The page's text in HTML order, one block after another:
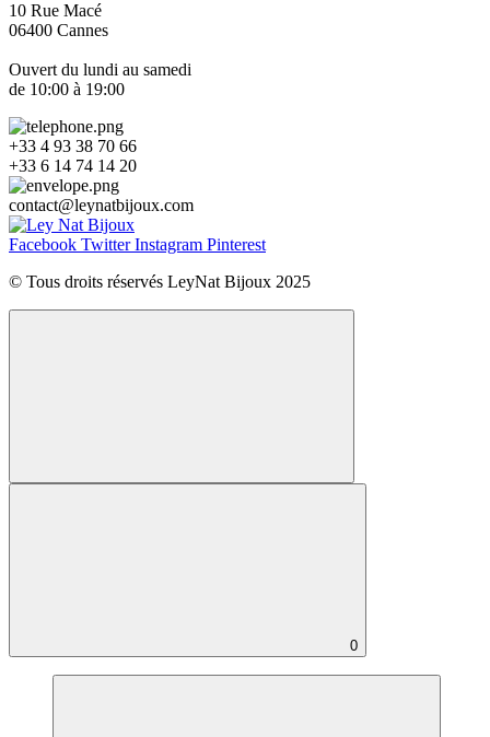
10 Rue Macé
06400 Cannes
Ouvert du lundi au samedi
de 10:00 à 19:00
+33 4 93 38 70 66
+33 6 14 74 14 20​
contact@leynatbijoux.com
Facebook Twitter Instagram Pinterest
© Tous droits réservés LeyNat Bijoux 2025
0